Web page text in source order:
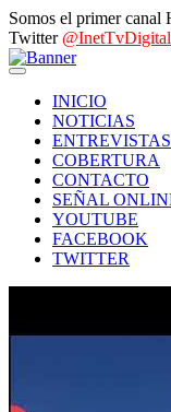
Somos el primer canal
Twitter @InetTvDigital
INICIO
NOTICIAS
ENTREVISTAS
COBERTURA
CONTACTO
SEÑAL
YOUTUBE
FACEBOOK
TWITTER